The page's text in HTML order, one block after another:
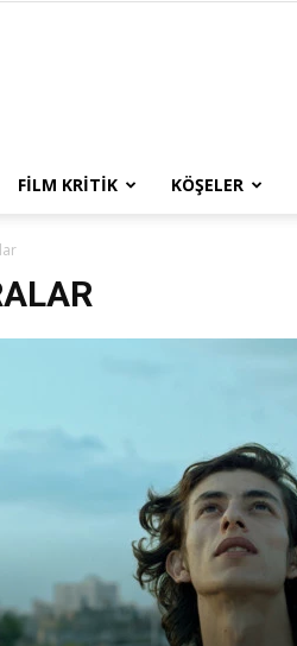
FILM KRITIK KÖŞELER